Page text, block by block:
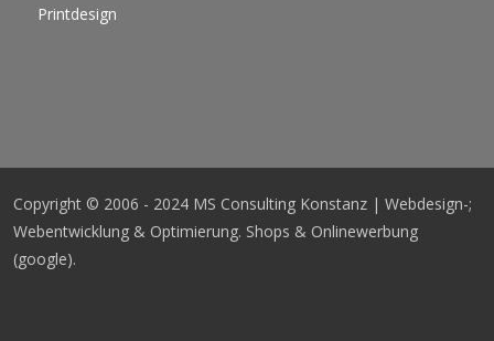
Printdesign
Copyright © 2006 - 2024 MS Consulting Konstanz | Webdesign-;
Webentwicklung & Optimierung. Shops & Onlinewerbung
(google).